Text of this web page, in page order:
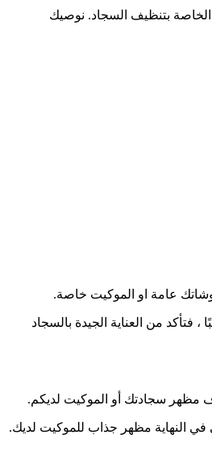
بتنظيف السجاد. نوصيك
عامة او الموكيت خاصة.
فتأكد من العناية الجيدة بالسجاد
مظهر سجادتك أو الموكيت لديكم.
في النهاية مظهر جذاب للموكيت لديك.